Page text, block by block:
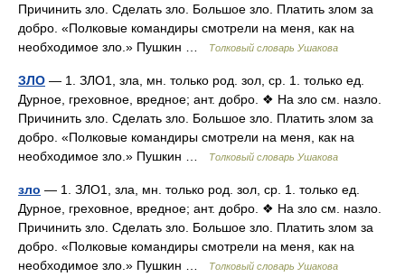
Причинить зло. Сделать зло. Большое зло. Платить злом за
добро. «Полковые командиры смотрели на меня, как на
необходимое зло.» Пушкин …
Толковый словарь Ушакова
ЗЛО — 1. ЗЛО1, зла, мн. только род. зол, ср. 1. только ед.
Дурное, греховное, вредное; ант. добро. ❖ На зло см. назло.
Причинить зло. Сделать зло. Большое зло. Платить злом за
добро. «Полковые командиры смотрели на меня, как на
необходимое зло.» Пушкин …
Толковый словарь Ушакова
зло — 1. ЗЛО1, зла, мн. только род. зол, ср. 1. только ед.
Дурное, греховное, вредное; ант. добро. ❖ На зло см. назло.
Причинить зло. Сделать зло. Большое зло. Платить злом за
добро. «Полковые командиры смотрели на меня, как на
необходимое зло.» Пушкин …
Толковый словарь Ушакова